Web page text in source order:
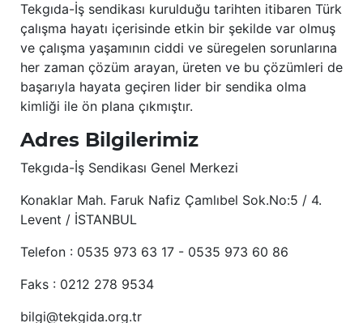
Tekgıda-İş sendikası kurulduğu tarihten itibaren Türk
çalışma hayatı içerisinde etkin bir şekilde var olmuş
ve çalışma yaşamının ciddi ve süregelen sorunlarına
her zaman çözüm arayan, üreten ve bu çözümleri de
başarıyla hayata geçiren lider bir sendika olma
kimliği ile ön plana çıkmıştır.
Adres Bilgilerimiz
Tekgıda-İş Sendikası Genel Merkezi
Konaklar Mah. Faruk Nafiz Çamlıbel Sok.No:5 / 4.
Levent / İSTANBUL
Telefon : 0535 973 63 17 - 0535 973 60 86
Faks : 0212 278 9534
bilgi@tekgida.org.tr